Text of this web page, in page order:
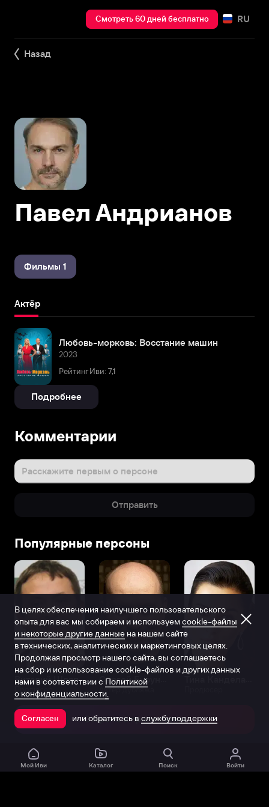
Смотреть 60 дней бесплатно RU
Назад
Павел Андрианов
Фильмы 1
Актёр
Любовь-морковь: Восстание машин
2023
Рейтинг Иви: 7,1
Подробнее
Комментарии
Расскажите первым о персоне
Отправить
Популярные персоны
Виталий Шляппо
Продюсер Актёр дубляжа
Открыть в приложении
Мой Иви Каталог Поиск Войти
В целях обеспечения наилучшего пользовательского
опыта для вас мы собираем и используем cookie-файлы
и некоторые другие данные на нашем сайте
в технических, аналитических и маркетинговых целях.
Продолжая просмотр нашего сайта, вы соглашаетесь
на сбор и использование cookie-файлов и других данных
нами в соответствии с Политикой
о конфиденциальности.
Согласен или обратитесь в службу поддержки